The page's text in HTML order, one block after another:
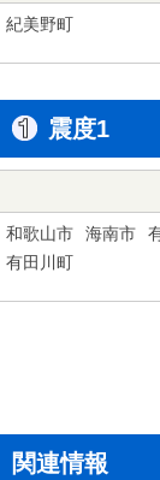
紀美野町
震度1
和歌山市 海南市
有田川町
関連情報